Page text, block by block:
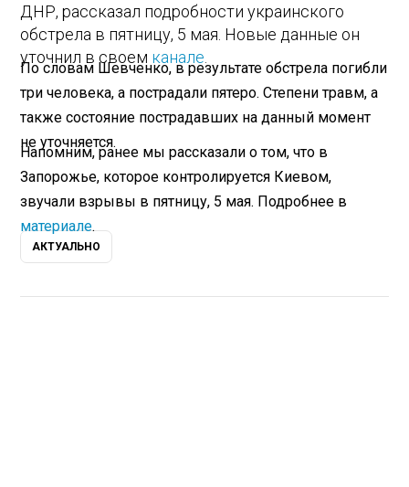
ДНР, рассказал подробности украинского
обстрела в пятницу, 5 мая. Новые данные он
уточнил в своем канале
По словам Шевченко, в результате обстрела погибли
три человека, а пострадали пятеро. Степени травм, а
также состояние пострадавших на данный момент
не уточняется.
Напомним, ранее мы рассказали о том, что в
Запорожье, которое контролируется Киевом,
звучали взрывы в пятницу, 5 мая. Подробнее в
материале.
АКТУАЛЬНО